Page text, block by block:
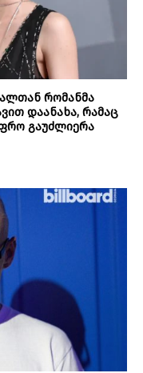
რომანმა
დაანახა, რამაც
გაუძლიერა